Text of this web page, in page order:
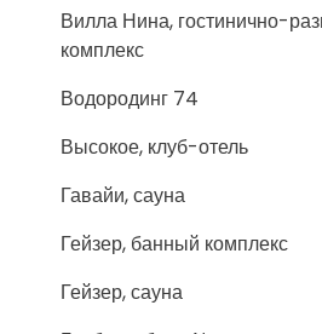
Вилла Нина, гостинично-
комплекс
Водородинг 74
Высокое, клуб-отель
Гавайи, сауна
Гейзер, банный комплекс
Гейзер, сауна